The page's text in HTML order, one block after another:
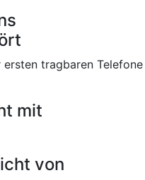
tragbaren Telefone
mit
von